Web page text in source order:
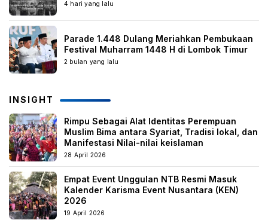
4 hari yang lalu
Parade 1.448 Dulang Meriahkan Pembukaan
Festival Muharram 1448 H di Lombok Timur
2 bulan yang lalu
INSIGHT
Rimpu Sebagai Alat Identitas Perempuan
Muslim Bima antara Syariat, Tradisi lokal, dan
Manifestasi Nilai-nilai keislaman
28 April 2026
Empat Event Unggulan NTB Resmi Masuk
Kalender Karisma Event Nusantara (KEN)
2026
19 April 2026